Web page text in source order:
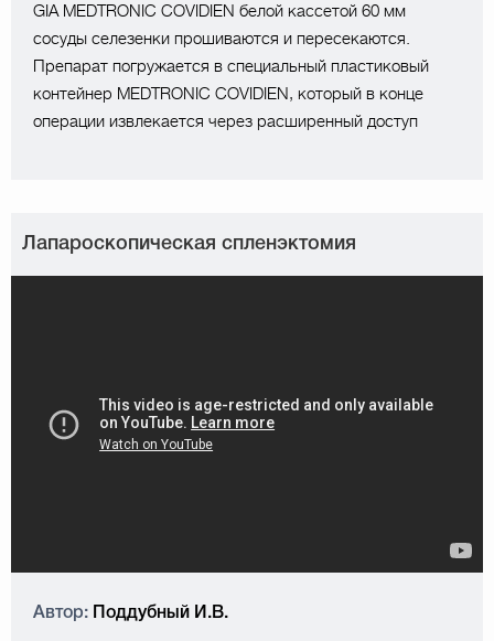
GIA MEDTRONIC COVIDIEN белой кассетой 60 мм
сосуды селезенки прошиваются и пересекаются.
Препарат погружается в специальный пластиковый
контейнер MEDTRONIC COVIDIEN, который в конце
операции извлекается через расширенный доступ
Лапароскопическая спленэктомия
Автор: Поддубный И.В.